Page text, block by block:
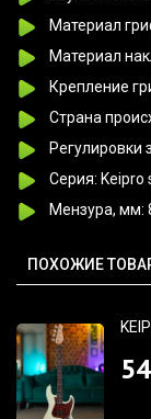
Материал
Материал
Крепление
Страна
Регулировки
Серия: Keipro
Мензура, мм:
ПОХОЖИЕ